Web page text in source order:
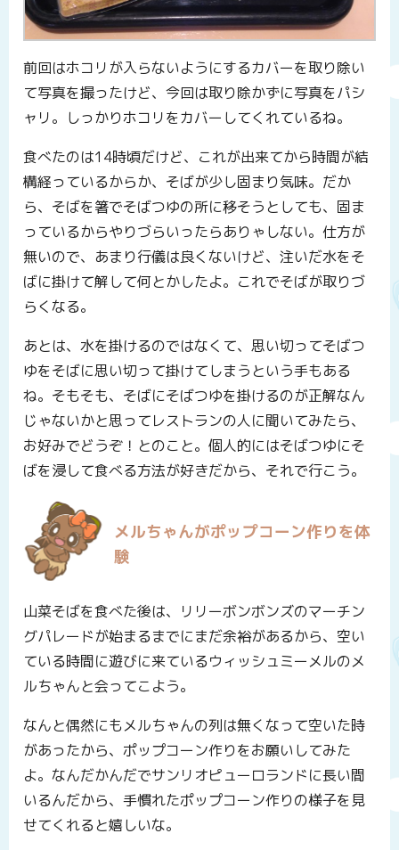
前回はホコリが入らないようにするカバーを取り除い
て写真を撮ったけど、今回は取り除かずに写真をパシ
ャリ。しっかりホコリをカバーしてくれているね。
食べたのは14時頃だけど、これが出来てから時間が結
構経っているからか、そばが少し固まり気味。だか
ら、そばを箸でそばつゆの所に移そうとしても、固ま
っているからやりづらいったらありゃしない。仕方が
無いので、あまり行儀は良くないけど、注いだ水をそ
ばに掛けて解して何とかしたよ。これでそばが取りづ
らくなる。
あとは、水を掛けるのではなくて、思い切ってそばつ
ゆをそばに思い切って掛けてしまうという手もある
ね。そもそも、そばにそばつゆを掛けるのが正解なん
じゃないかと思ってレストランの人に聞いてみたら、
お好みでどうぞ！とのこと。個人的にはそばつゆにそ
ばを浸して食べる方法が好きだから、それで行こう。
メルちゃんがポップコーン作りを体
験
山菜そばを食べた後は、リリーボンボンズのマーチン
グパレードが始まるまでにまだ余裕があるから、空い
ている時間に遊びに来ているウィッシュミーメルのメ
ルちゃんと会ってこよう。
なんと偶然にもメルちゃんの列は無くなって空いた時
があったから、ポップコーン作りをお願いしてみた
よ。なんだかんだでサンリオピューロランドに長い間
いるんだから、手慣れたポップコーン作りの様子を見
せてくれると嬉しいな。